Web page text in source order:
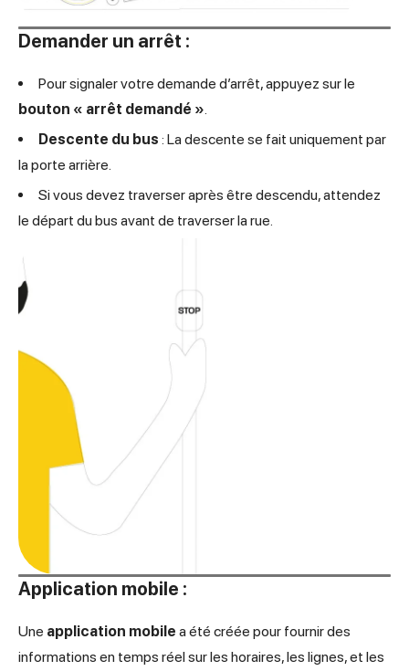
Demander un arrêt :
Pour signaler votre demande d’arrêt, appuyez sur le
bouton « arrêt demandé ».
Descente du bus : La descente se fait uniquement par
la porte arrière.
Si vous devez traverser après être descendu, attendez
le départ du bus avant de traverser la rue.
Application mobile :
Une application mobile a été créée pour fournir des
informations en temps réel sur les horaires, les lignes, et les